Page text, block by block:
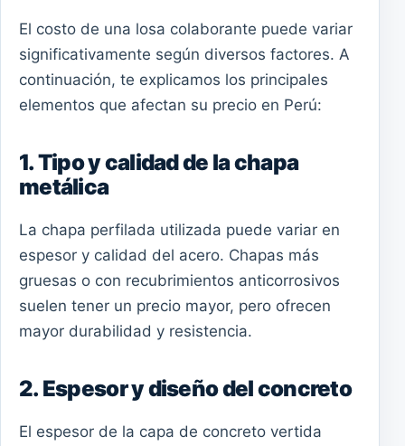
El costo de una losa colaborante puede variar
significativamente según diversos factores. A
continuación, te explicamos los principales
elementos que afectan su precio en Perú:
1. Tipo y calidad de la chapa
metálica
La chapa perfilada utilizada puede variar en
espesor y calidad del acero. Chapas más
gruesas o con recubrimientos anticorrosivos
suelen tener un precio mayor, pero ofrecen
mayor durabilidad y resistencia.
2. Espesor y diseño del concreto
El espesor de la capa de concreto vertida